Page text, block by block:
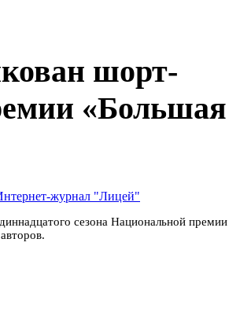
шорт-
«Большая
журнал "Лицей"
сезона Национальной премии